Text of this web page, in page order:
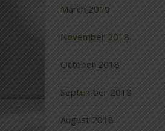
March 2019
November 2018
October 2018
September 2018
August 2018